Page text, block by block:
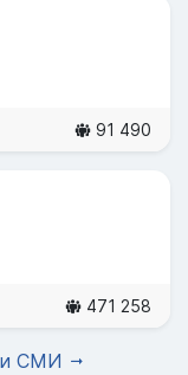
91 490
471 258
и СМИ